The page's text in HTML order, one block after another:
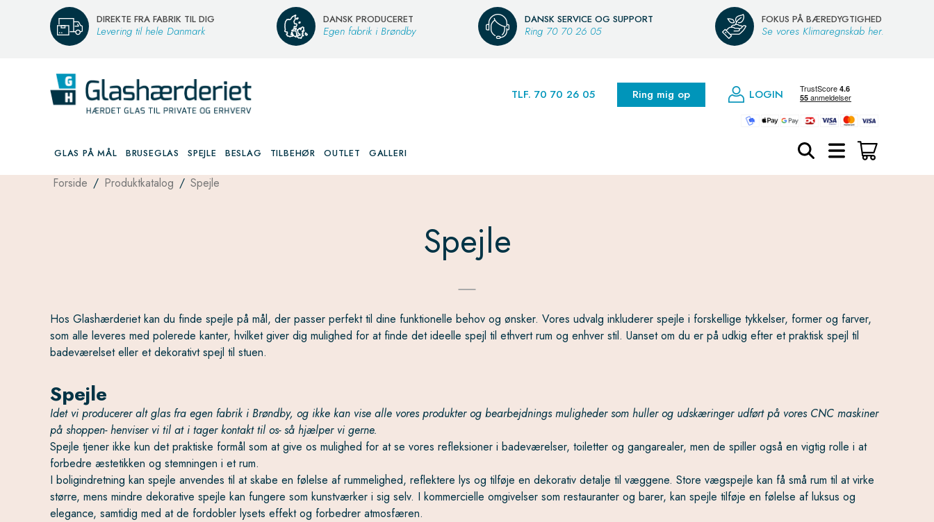
DIREKTE FRA FABRIK TIL DIG
Levering til hele Danmark
DANSK PRODUCERET
Egen fabrik i Brøndby
DANSK SERVICE OG SUPPORT
Ring 70 70 26 05
FOKUS PÅ BÆREDYGTIGHED
Se vores Klimaregnskab her.
TLF. 70 70 26 05 Ring mig op LOGIN
GLAS PÅ MÅL BRUSEGLAS SPEJLE BESLAG TILBEHØR OUTLET GALLERI
Forside / Produktkatalog / Spejle
Spejle
Hos Glashærderiet kan du finde spejle på mål, der passer perfekt til dine funktionelle behov og ønsker. Vores udvalg inkluderer spejle i forskellige tykkelser, former og farver,
som alle leveres med polerede kanter, hvilket giver dig mulighed for at finde det ideelle spejl til ethvert rum og enhver stil. Uanset om du er på udkig efter et praktisk spejl til
badeværelset eller et dekorativt spejl til stuen.
Spejle
Idet vi producerer alt glas fra egen fabrik i Brøndby, og ikke kan vise alle vores produkter og bearbejdnings muligheder som huller og udskæringer udført på vores CNC maskiner
på shoppen- henviser vi til at i tager kontakt til os- så hjælper vi gerne.
Spejle tjener ikke kun det praktiske formål som at give os mulighed for at se vores refleksioner i badeværelser, toiletter og gangarealer, men de spiller også en vigtig rolle i at
forbedre æstetikken og stemningen i et rum.
I boligindretning kan spejle anvendes til at skabe en følelse af rummelighed, reflektere lys og tilføje en dekorativ detalje til væggene. Store vægspejle kan få små rum til at virke
større, mens mindre dekorative spejle kan fungere som kunstværker i sig selv. I kommercielle omgivelser som restauranter og barer, kan spejle tilføje en følelse af luksus og
elegance, samtidig med at de fordobler lysets effekt og forbedrer atmosfæren.